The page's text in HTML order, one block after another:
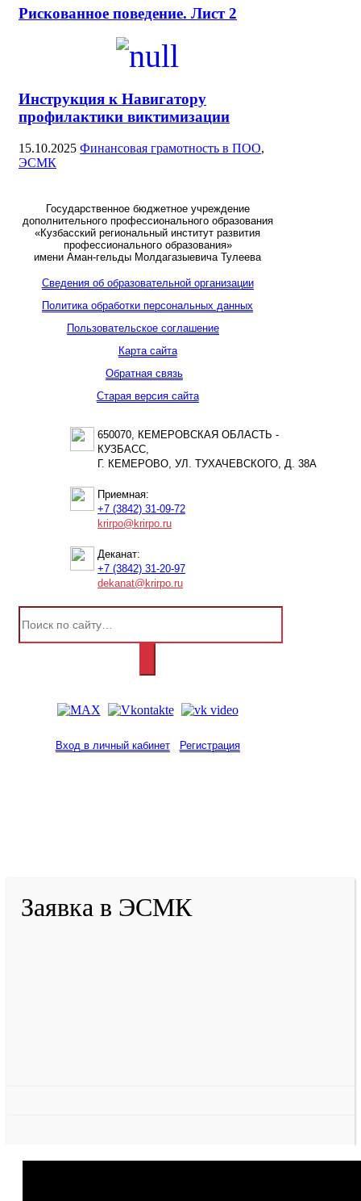
Рискованное поведение. Лист 2
Инструкция к Навигатору
профилактики виктимизации
15.10.2025 Финансовая грамотность в ПОО,
ЭСМК
Государственное бюджетное учреждение
дополнительного профессионального образования
«Кузбасский региональный институт развития
профессионального образования»
имени Аман-гельды Молдагазыевича Тулеева
Сведения об образовательной организации
Политика обработки персональных данных
Пользовательское соглашение
Карта сайта
Обратная связь
Старая версия сайта
650070, КЕМЕРОВСКАЯ ОБЛАСТЬ -
КУЗБАСС,
Г. КЕМЕРОВО, УЛ. ТУХАЧЕВСКОГО, Д. 38А
Приемная:
+7 (3842) 31-09-72
krirpo@krirpo.ru
Деканат:
+7 (3842) 31-20-97
dekanat@krirpo.ru
Вход в личный кабинет Регистрация
Заявка в ЭСМК